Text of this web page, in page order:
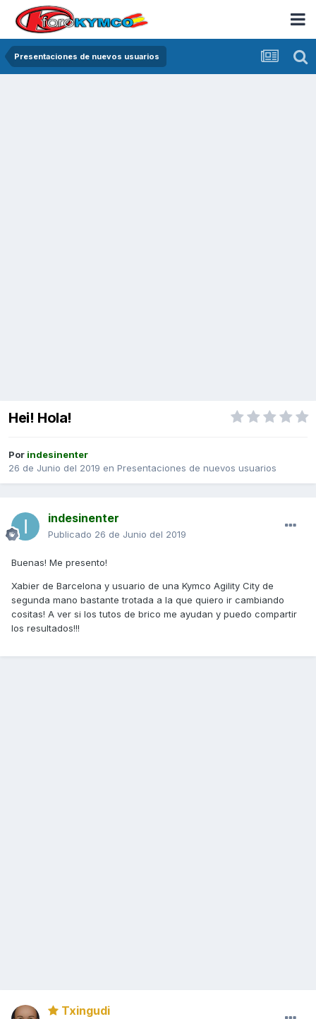
Presentaciones de nuevos usuarios
Hei! Hola!
Por indesinenter
26 de Junio del 2019 en Presentaciones de nuevos usuarios
indesinenter
Publicado 26 de Junio del 2019
Buenas! Me presento!
Xabier de Barcelona y usuario de una Kymco Agility City de
segunda mano bastante trotada a la que quiero ir cambiando
cositas! A ver si los tutos de brico me ayudan y puedo compartir
los resultados!!!
Txingudi